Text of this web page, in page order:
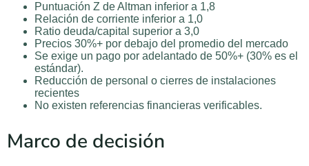
Puntuación Z de Altman inferior a 1,8
Relación de corriente inferior a 1,0
Ratio deuda/capital superior a 3,0
Precios 30%+ por debajo del promedio del mercado
Se exige un pago por adelantado de 50%+ (30% es el
estándar).
Reducción de personal o cierres de instalaciones
recientes
No existen referencias financieras verificables.
Marco de decisión